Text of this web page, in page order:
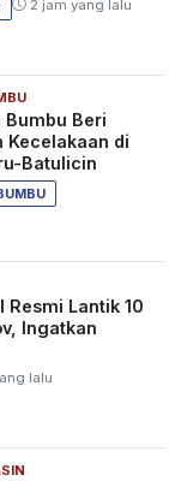
Tenaga Surya
Energi
lalu
Baik
untuk Pemula
Langkah
yang lalu
2 jam yang lalu
Bumbu Beri
Kecelakaan di
Batulicin
Resmi Lantik 10
Ingatkan
lalu